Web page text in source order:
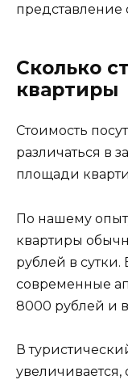
представление
Сколько
квартиры
Стоимость
различаться в
площади
По нашему
квартиры
рублей в
современные
8000 рублей и
В